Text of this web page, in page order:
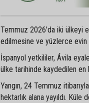
Temmuz 2026'da iki ülkeyi
edilmesine ve yüzlerce evin
İspanyol yetkililer, Ávila
ülke tarihinde kaydedilen en
Yangın, 24 Temmuz
hektarlık alana yayıldı. Küle